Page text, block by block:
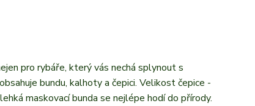
pro rybáře, který vás nechá splynout s
bundu, kalhoty a čepici. Velikost čepice -
maskovací bunda se nejlépe hodí do přírody.